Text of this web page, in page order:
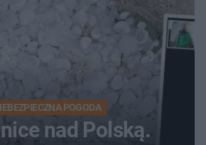
POGODA
nad Polską.